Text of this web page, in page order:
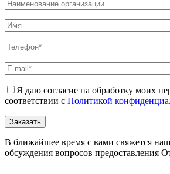
Я даю согласие на обработку моих
соответствии с Политикой
В ближайшее время с вами свяжется
обсуждения вопросов предоставления